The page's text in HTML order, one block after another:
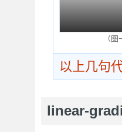
（
以上几句
linear-